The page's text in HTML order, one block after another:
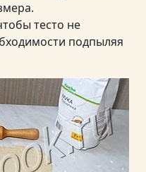
тесто не
подпыляя